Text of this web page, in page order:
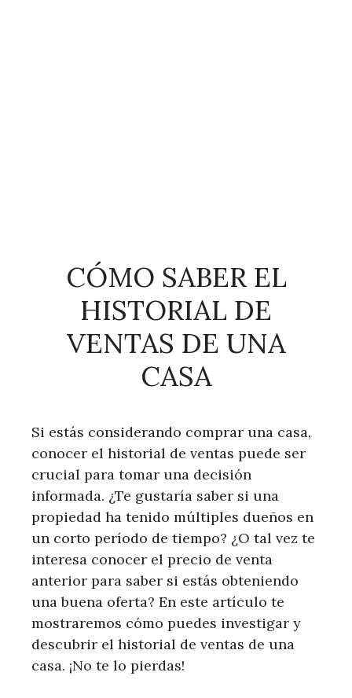
CÓMO SABER EL
HISTORIAL DE
VENTAS DE UNA
CASA
Si estás considerando comprar una casa,
conocer el historial de ventas puede ser
crucial para tomar una decisión
informada. ¿Te gustaría saber si una
propiedad ha tenido múltiples dueños en
un corto período de tiempo? ¿O tal vez te
interesa conocer el precio de venta
anterior para saber si estás obteniendo
una buena oferta? En este artículo te
mostraremos cómo puedes investigar y
descubrir el historial de ventas de una
casa. ¡No te lo pierdas!